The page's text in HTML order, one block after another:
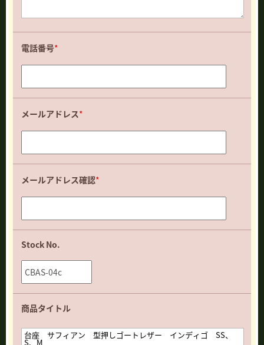
電話番号*
メールアドレス*
メールアドレス確認*
Stock No.
商品タイトル